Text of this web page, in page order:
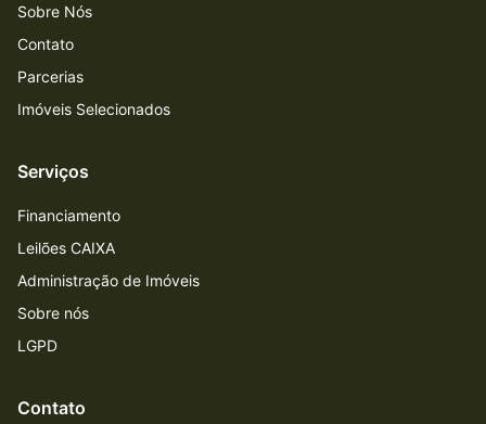
Sobre Nós
Contato
Parcerias
Imóveis Selecionados
Serviços
Financiamento
Leilões CAIXA
Administração de Imóveis
Sobre nós
LGPD
Contato